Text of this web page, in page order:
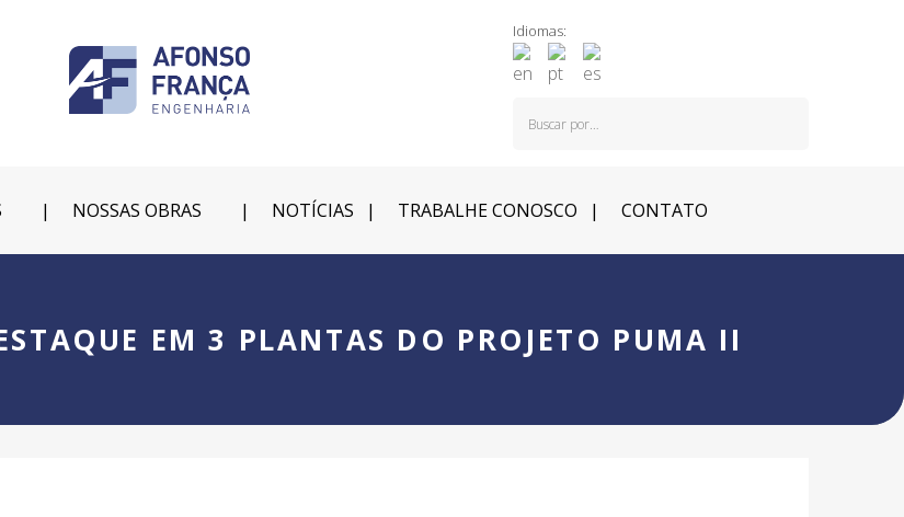
Idiomas:
NOSSAS OBRAS NOTÍCIAS TRABALHE CONOSCO CONTATO
EM 3 PLANTAS DO PROJETO PUMA II